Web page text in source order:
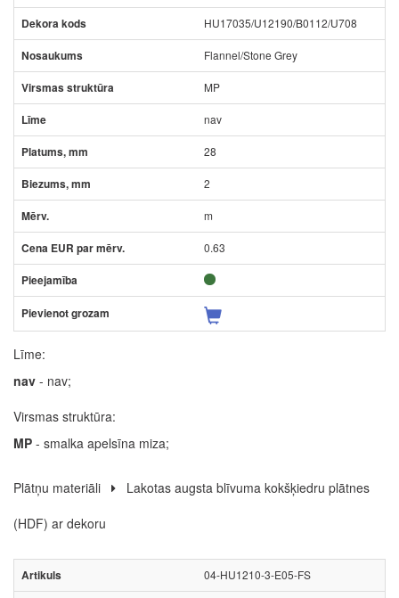
HU17035/U12190/B0112/U708
Flannel/Stone Grey
MP
nav
28
2
m
0.63
Līme:
nav - nav;
Virsmas struktūra:
MP - smalka apelsīna miza;
Plātņu materiāli
Lakotas augsta blīvuma kokšķiedru plātnes
(HDF) ar dekoru
04-HU1210-3-E05-FS